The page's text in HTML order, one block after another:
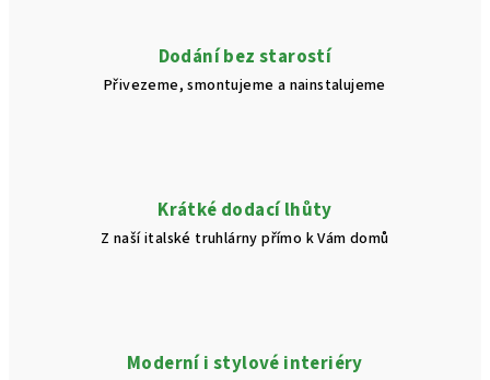
Dodání bez starostí
Přivezeme, smontujeme a nainstalujeme
Krátké dodací lhůty
Z naší italské truhlárny přímo k Vám domů
Moderní i stylové interiéry